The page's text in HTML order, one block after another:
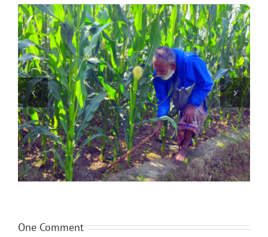
চুয়াডাঙ্গার যুব সমাজ: পরিবর্তনের দাবি
One Comment